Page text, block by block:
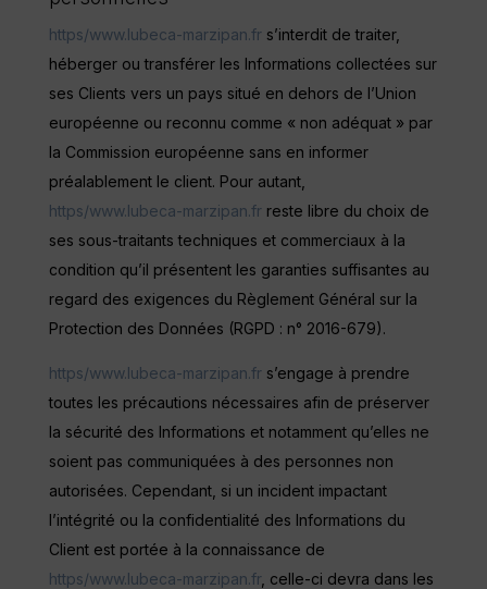
https/www.lubeca-marzipan.frs’interdit de traiter,
héberger ou transférer les Informations collectées sur
ses Clients vers un pays situé en dehors de l’Union
européenne ou reconnu comme « non adéquat » par
la Commission européenne sans en informer
préalablement le client. Pour autant,
https/www.lubeca-marzipan.frreste libre du choix de
ses sous-traitants techniques et commerciaux à la
condition qu’il présentent les garanties suffisantes au
regard des exigences du Règlement Général sur la
Protection des Données (RGPD : n° 2016-679).
https/www.lubeca-marzipan.frs’engage à prendre
toutes les précautions nécessaires afin de préserver
la sécurité des Informations et notamment qu’elles ne
soient pas communiquées à des personnes non
autorisées. Cependant, si un incident impactant
l’intégrité ou la confidentialité des Informations du
Client est portée à la connaissance de
https/www.lubeca-marzipan.fr, celle-ci devra dans les